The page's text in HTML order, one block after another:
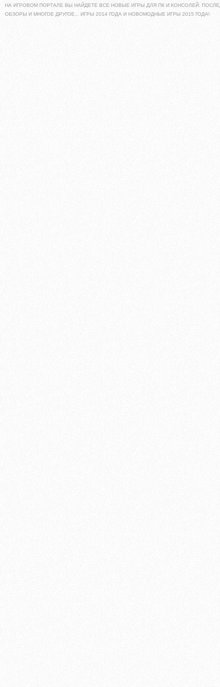
НА ИГРОВОМ ПОРТАЛЕ ВЫ НАЙДЕТЕ ВСЕ НОВЫЕ ИГРЫ ДЛЯ ПК И КОНСОЛЕЙ.
ОБЗОРЫ И МНОГОЕ ДРУГОЕ... ИГРЫ 2014 ГОДА И НОВОМОДНЫЕ ИГРЫ 2015 ГОДА!